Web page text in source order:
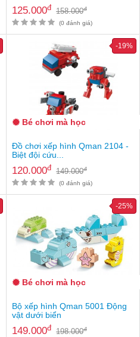
125.000đ 158.000đ
(0 đánh giá)
Đồ chơi xếp hình Qman 2104 -
Biệt đội cứu...
120.000đ 149.000đ
-19%
(0 đánh giá)
Bé chơi mà học
Bộ xếp hình Qman 5001 Động
vật dưới biển
149.000đ 198.000đ
-25%
Bé chơi mà học